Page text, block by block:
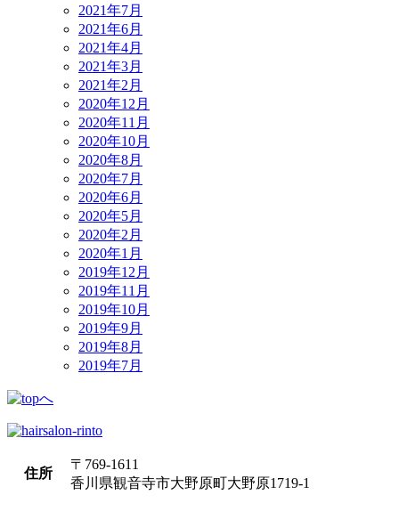
2021年7月
2021年6月
2021年4月
2021年3月
2021年2月
2020年12月
2020年11月
2020年10月
2020年8月
2020年7月
2020年6月
2020年5月
2020年2月
2020年1月
2019年12月
2019年11月
2019年10月
2019年9月
2019年8月
2019年7月
住所
〒769-1611
香川県観音寺市大野原町大野原1719-1